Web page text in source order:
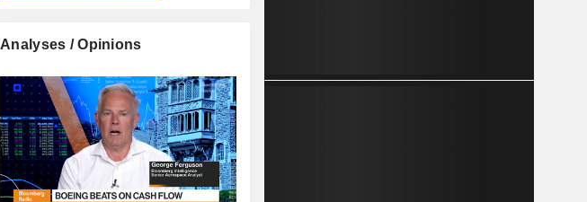
Analyses / Opinions